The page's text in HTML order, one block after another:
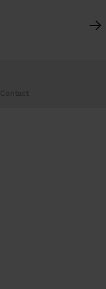
Contact